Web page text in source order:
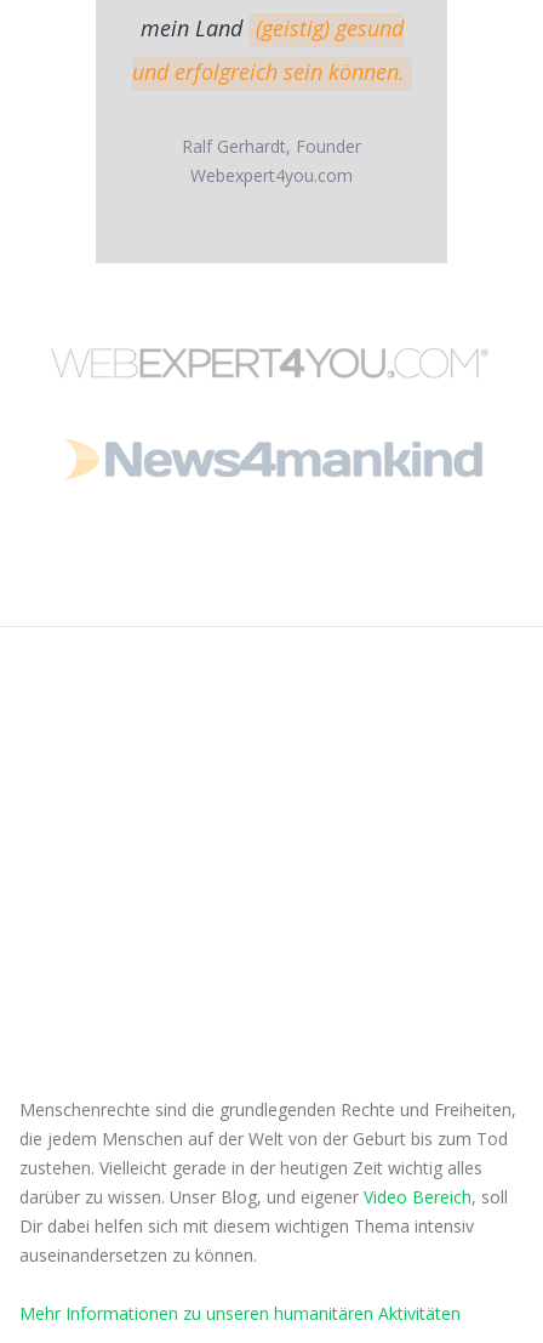
mein Land (geistig) gesund
und erfolgreich sein können.
Ralf Gerhardt, Founder
Webexpert4you.com
Menschenrechte sind die grundlegenden Rechte und Freiheiten,
die jedem Menschen auf der Welt von der Geburt bis zum Tod
zustehen. Vielleicht gerade in der heutigen Zeit wichtig alles
darüber zu wissen. Unser Blog, und eigener Video Bereich, soll
Dir dabei helfen sich mit diesem wichtigen Thema intensiv
auseinandersetzen zu können.
Mehr Informationen zu unseren humanitären Aktivitäten